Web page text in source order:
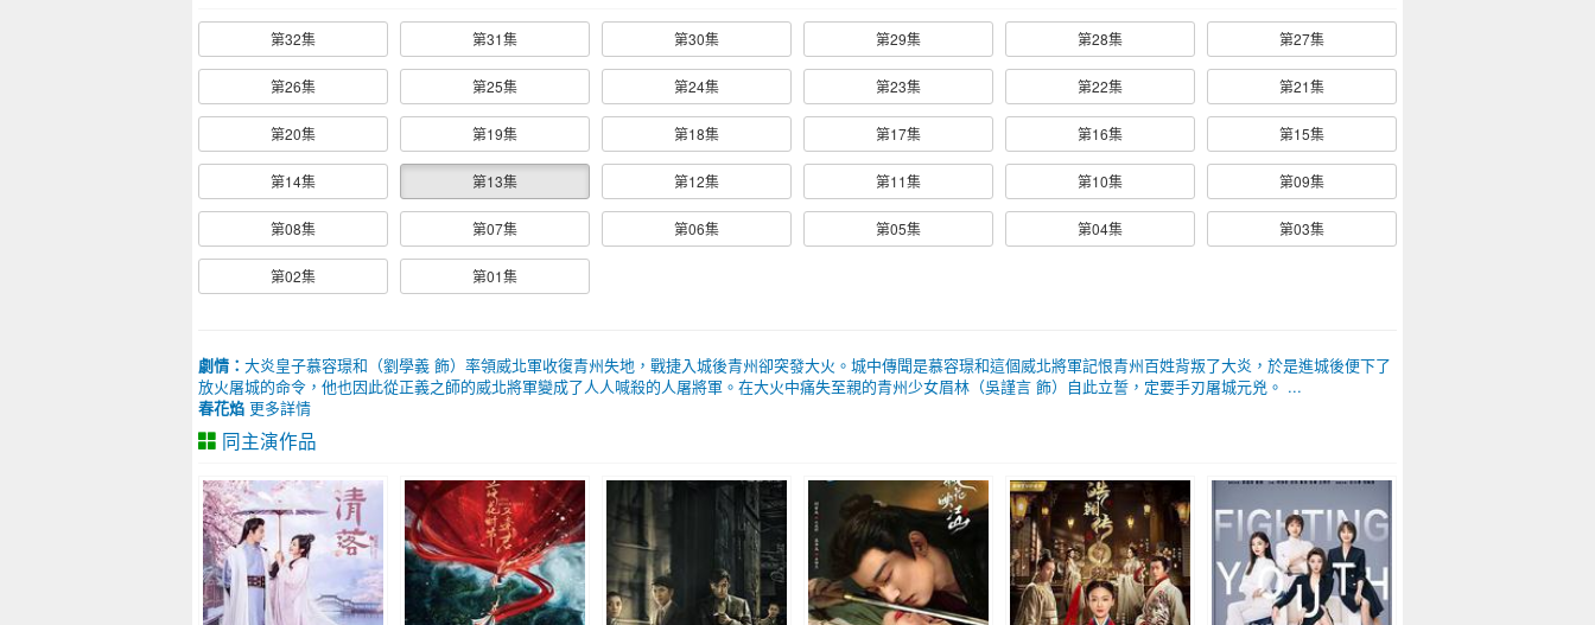
第32集 第31集 第30集 第29集 第28集 第27集
第26集 第25集 第24集 第23集 第22集 第21集
第20集 第19集 第18集 第17集 第16集 第15集
第14集 第13集 第12集 第11集 第10集 第09集
第08集 第07集 第06集 第05集 第04集 第03集
第02集 第01集
劇情： 大炎皇子慕容璟和（劉學義 飾）率領威北軍收復青州失地，戰捷入城後青州卻突發大火。城中傳聞是慕容璟和這個威北將軍記恨青州百姓背叛了大炎，於是進城後便下了
放火屠城的命令，他也因此從正義之師的威北將軍變成了人人喊殺的人屠將軍。在大火中痛失至親的青州少女眉林（吳謹言 飾）自此立誓，定要手刃屠城元兇。 ...
春花焰 更多詳情
同主演作品